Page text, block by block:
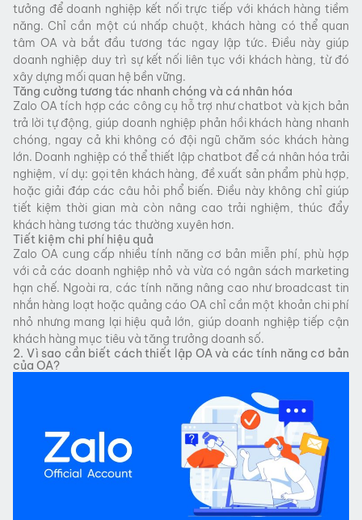
tưởng để doanh nghiệp kết nối trực tiếp với khách hàng tiềm
năng. Chỉ cần một cú nhấp chuột, khách hàng có thể quan
tâm OA và bắt đầu tương tác ngay lập tức. Điều này giúp
doanh nghiệp duy trì sự kết nối liên tục với khách hàng, từ đó
xây dựng mối quan hệ bền vững.
Tăng cường tương tác nhanh chóng và cá nhân hóa
Zalo OA tích hợp các công cụ hỗ trợ như chatbot và kịch bản
trả lời tự động, giúp doanh nghiệp phản hồi khách hàng nhanh
chóng, ngay cả khi không có đội ngũ chăm sóc khách hàng
lớn. Doanh nghiệp có thể thiết lập chatbot để cá nhân hóa trải
nghiệm, ví dụ: gọi tên khách hàng, đề xuất sản phẩm phù hợp,
hoặc giải đáp các câu hỏi phổ biến. Điều này không chỉ giúp
tiết kiệm thời gian mà còn nâng cao trải nghiệm, thúc đẩy
khách hàng tương tác thường xuyên hơn.
Tiết kiệm chi phí hiệu quả
Zalo OA cung cấp nhiều tính năng cơ bản miễn phí, phù hợp
với cả các doanh nghiệp nhỏ và vừa có ngân sách marketing
hạn chế. Ngoài ra, các tính năng nâng cao như broadcast tin
nhắn hàng loạt hoặc quảng cáo OA chỉ cần một khoản chi phí
nhỏ nhưng mang lại hiệu quả lớn, giúp doanh nghiệp tiếp cận
khách hàng mục tiêu và tăng trưởng doanh số.
2. Vì sao cần biết cách thiết lập OA và các tính năng cơ bản
của OA?